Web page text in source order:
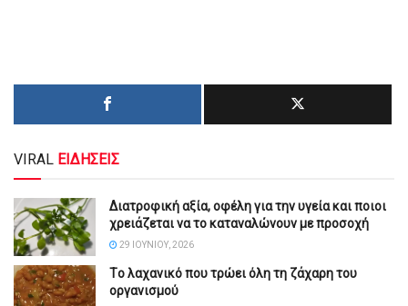
VIRAL ΕΙΔΗΣΕΙΣ
Διατροφική αξία, οφέλη για την υγεία και ποιοι
χρειάζεται να το καταναλώνουν με προσοχή
29 ΙΟΥΝΊΟΥ, 2026
Tο λαχανικό που τρώει όλη τη ζάχαρη του
οργανισμού